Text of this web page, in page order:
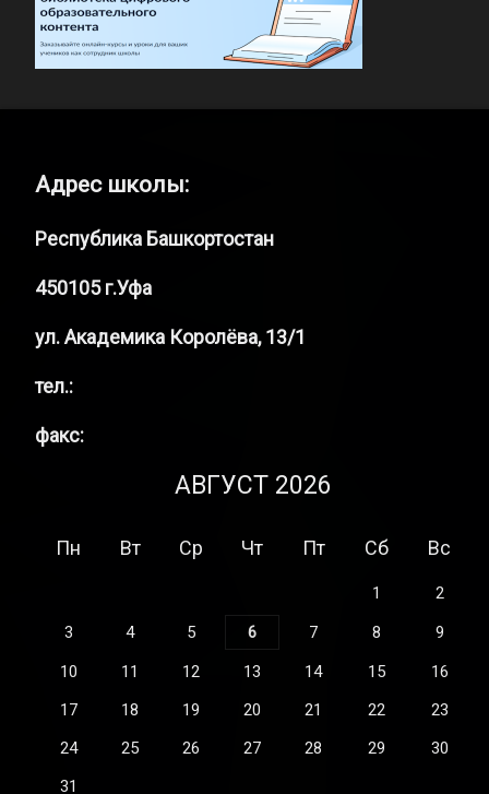
Адрес школы:
Республика Башкортостан
450105 г.Уфа
ул. Академика Королёва, 13/1
тел.:
факс:
АВГУСТ 2026
Пн Вт Ср Чт Пт Сб Вс
1
2
3
4 5 6 7 8
9
10
11 12 13 14 15
16
17
18 19 20 21 22
23
24
25 26 27 28 29
30
31